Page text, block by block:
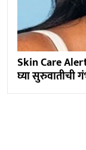
Skin Care
घ्या सुरुवातीची